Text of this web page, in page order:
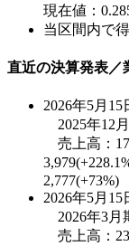
現在値：
当区間内で
直近の決算発表／
2026年5月15
2025年12月
売上高：
2,777(+73%)
2026年5月15
2026年3月
売上高：